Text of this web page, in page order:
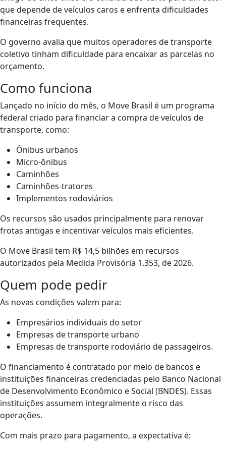
que depende de veículos caros e enfrenta dificuldades
financeiras frequentes.
O governo avalia que muitos operadores de transporte
coletivo tinham dificuldade para encaixar as parcelas no
orçamento.
Como funciona
Lançado no início do mês, o Move Brasil é um programa
federal criado para financiar a compra de veículos de
transporte, como:
Ônibus urbanos
Micro-ônibus
Caminhões
Caminhões-tratores
Implementos rodoviários
Os recursos são usados principalmente para renovar
frotas antigas e incentivar veículos mais eficientes.
O Move Brasil tem R$ 14,5 bilhões em recursos
autorizados pela Medida Provisória 1.353, de 2026.
Quem pode pedir
As novas condições valem para:
Empresários individuais do setor
Empresas de transporte urbano
Empresas de transporte rodoviário de passageiros.
O financiamento é contratado por meio de bancos e
instituições financeiras credenciadas pelo Banco Nacional
de Desenvolvimento Econômico e Social (BNDES). Essas
instituições assumem integralmente o risco das
operações.
Com mais prazo para pagamento, a expectativa é: